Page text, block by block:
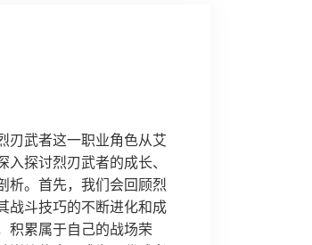
刃武者这一职业角色从艾
探讨烈刃武者的成长、
析。首先，我们会回顾烈
战斗技巧的不断进化和成
积累属于自己的战场荣